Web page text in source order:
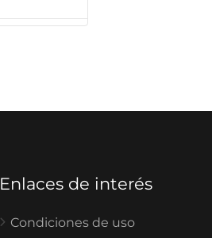
Enlaces de interés
Condiciones de uso